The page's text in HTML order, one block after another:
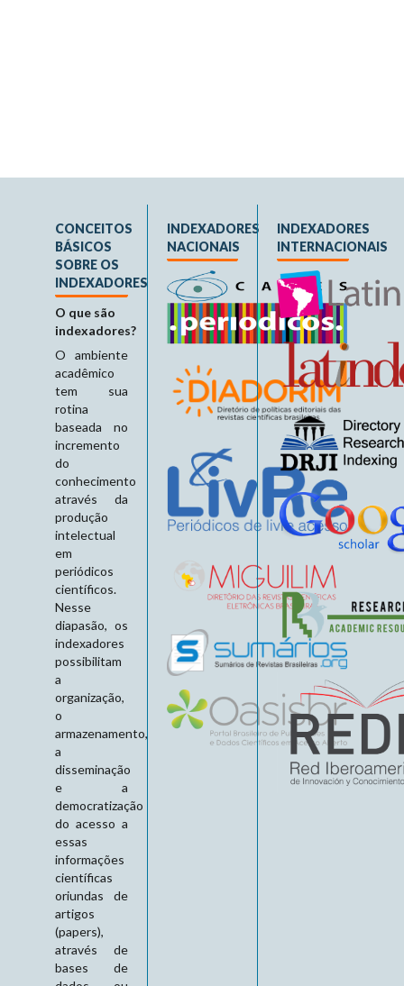
CONCEITOS
BÁSICOS
SOBRE OS
INDEXADORES
O que são
indexadores?
O ambiente
acadêmico
tem sua
rotina
baseada no
incremento
do
conhecimento
através da
produção
intelectual
em
periódicos
científicos.
Nesse
diapasão, os
indexadores
possibilitam
a
organização,
o
armazenamento,
a
disseminação
e a
democratização
do acesso a
essas
informações
científicas
oriundas de
artigos
(papers),
através de
bases de
INDEXADORES
NACIONAIS
INDEXADORES
INTERNACIONAIS